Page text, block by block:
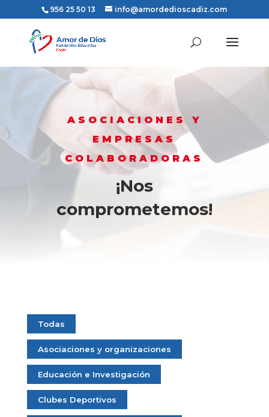
956 25 50 13 info@amordedioscadiz.com
ASOCIACIONES Y
EMPRESAS
COLABORADORAS
¡Nos
comprometemos!
Todas
Asociaciones y organizaciones
Educación e Investigación
Clubes Deportivos